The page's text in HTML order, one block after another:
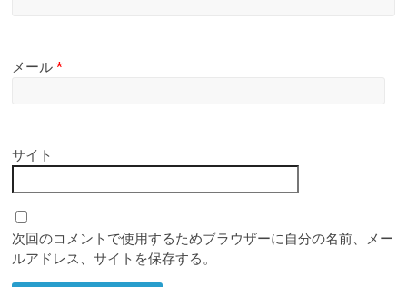
メール*
サイト
次回のコメントで使用するためブラウザーに自分の名前、メー
ルアドレス、サイトを保存する。